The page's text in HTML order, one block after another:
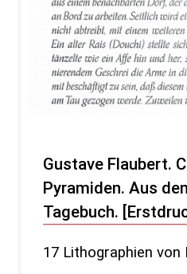
Gustave Flaubert.
Pyramiden. Aus
Tagebuch.
17 Lithographien von